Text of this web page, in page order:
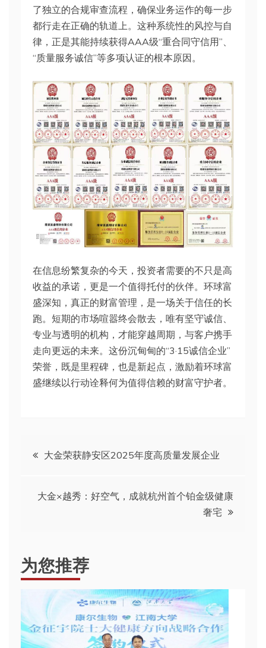
了独立的合规审查流程，确保业务运作的每一步
都行走在正确的轨道上。这种系统性的风控与自
律，正是其能持续获得AAA级“重合同守信用”、
“质量服务诚信”等多项认证的根本原因。
在信息纷繁复杂的今天，投资者需要的不只是高
收益的承诺，更是一个值得托付的伙伴。环球富
盛深知，真正的财富管理，是一场关于信任的长
跑。短期的市场喧嚣终会散去，唯有坚守诚信、
专业与透明的机构，才能穿越周期，与客户携手
走向更远的未来。这份沉甸甸的“3·15诚信企业”
荣誉，既是里程碑，也是新起点，激励着环球富
盛继续以行动诠释何为值得信赖的财富守护者。
文 大金荣获静安区2025年度高质量发展企业
大金×越秀：好空气，成就杭州首个铂金级健康
奢宅
为您推荐